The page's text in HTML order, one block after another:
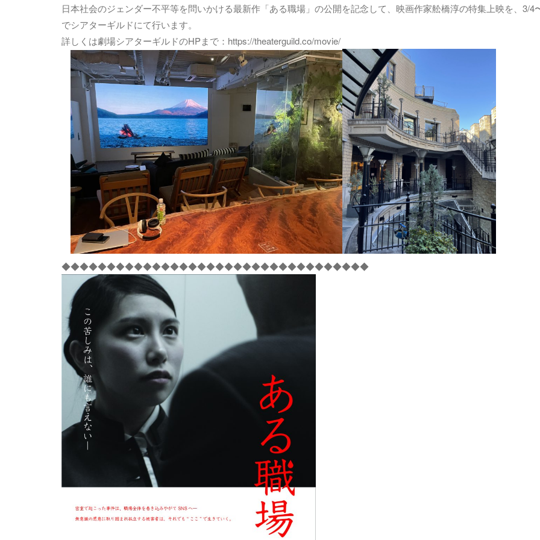
日本社会のジェンダー不平等を問いかける最新作「ある職場」の公開を記念して、映画作家舩橋淳の特集上映を、3/4
でシアターギルドにて行います。
詳しくは劇場シアターギルドのHPまで：https://theaterguild.co/movie/
◆◆◆◆◆◆◆◆◆◆◆◆◆◆◆◆◆◆◆◆◆◆◆◆◆◆◆◆◆◆◆◆◆◆